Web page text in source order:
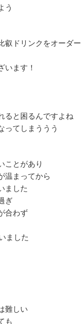
う
叡ドリンクをオーダー
います！
ると困るんですよね
ってしまううう
ことがあり
温まってから
ました
ぎ
合わず
ました
難しい
も